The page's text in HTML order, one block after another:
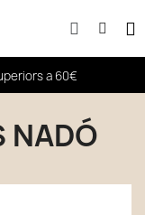
a 60€
NADÓ